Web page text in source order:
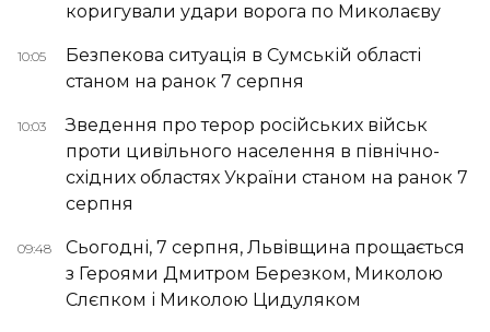
коригували удари ворога по Миколаєву
10:05
Безпекова ситуація в Сумській області
станом на ранок 7 серпня
10:03
Зведення про терор російських військ
проти цивільного населення в північно-
східних областях України станом на ранок 7
серпня
09:48
Сьогодні, 7 серпня, Львівщина прощається
з Героями Дмитром Березком, Миколою
Слєпком і Миколою Цидуляком